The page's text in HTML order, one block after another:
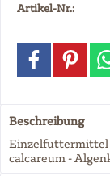
Artikel-Nr.:
Beschreibung
Einzelfuttermittel
calcareum -